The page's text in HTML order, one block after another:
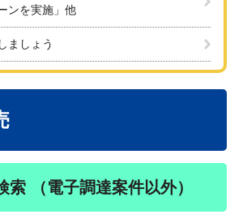
ンを実施」他
ましょう
索 （電子調達案件以外）